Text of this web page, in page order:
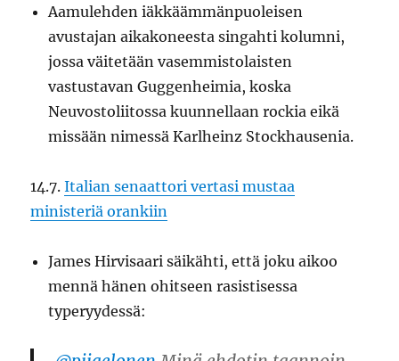
Aamulehden iäkkäämmänpuoleisen
avustajan aikakoneesta singahti kolumni,
jossa väitetään vasemmistolaisten
vastustavan Guggenheimia, koska
Neuvostoliitossa kuunnellaan rockia eikä
missään nimessä Karlheinz Stockhausenia.
14.7.Italian senaattori vertasi mustaa
ministeriä orankiin
James Hirvisaari säikähti, että joku aikoo
mennä hänen ohitseen rasistisessa
typeryydessä: